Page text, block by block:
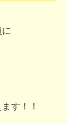
す！！